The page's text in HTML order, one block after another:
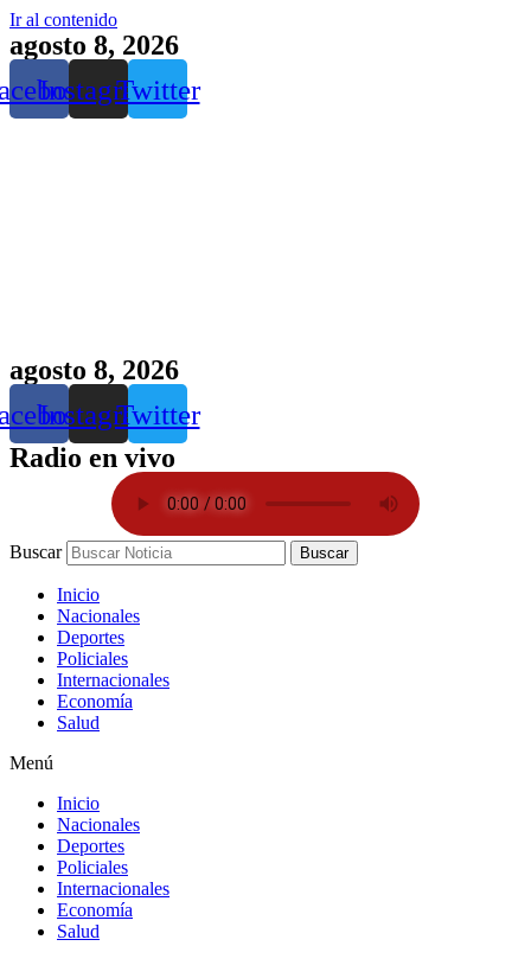
Ir al contenido
agosto 8, 2026
InstagramTwitter
agosto 8, 2026
InstagramTwitter
Radio en vivo
Buscar Buscar
Inicio
Nacionales
Deportes
Policiales
Internacionales
Economía
Salud
Menú
Inicio
Nacionales
Deportes
Policiales
Internacionales
Economía
Salud